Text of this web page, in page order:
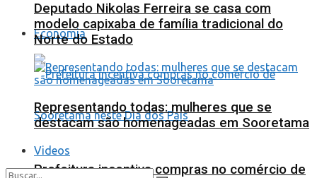
Economia
Prefeitura incentiva compras no comércio de
Deputado Nikolas Ferreira se casa com
modelo capixaba de família tradicional do
Norte do Estado
Representando todas: mulheres que se
destacam são homenageadas em Sooretama
Videos